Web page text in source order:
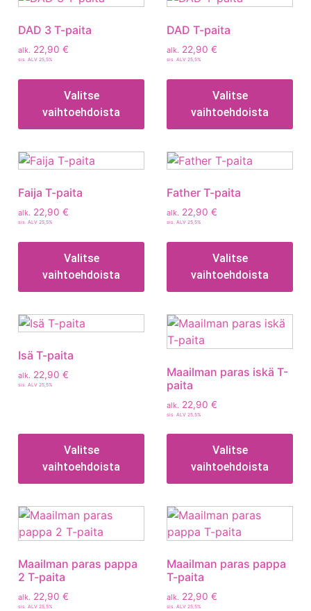
DAD 3 T-paita
alk. 22,90 €
sis. ALV 25,5%
Valitse
vaihtoehdoista
DAD T-paita
alk. 22,90 €
sis. ALV 25,5%
Valitse
vaihtoehdoista
Faija T-paita
alk. 22,90 €
sis. ALV 25,5%
Valitse
vaihtoehdoista
Father T-paita
alk. 22,90 €
sis. ALV 25,5%
Valitse
vaihtoehdoista
Isä T-paita
alk. 22,90 €
sis. ALV 25,5%
Valitse
vaihtoehdoista
Maailman paras iskä T-
paita
alk. 22,90 €
sis. ALV 25,5%
Valitse
vaihtoehdoista
Maailman paras pappa
2 T-paita
alk. 22,90 €
sis. ALV 25,5%
Maailman paras pappa
T-paita
alk. 22,90 €
sis. ALV 25,5%